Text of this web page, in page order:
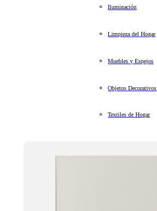
Iluminación
Limpieza del Hogar
Muebles y Espejos
Objetos Decorativos
Textiles de Hogar